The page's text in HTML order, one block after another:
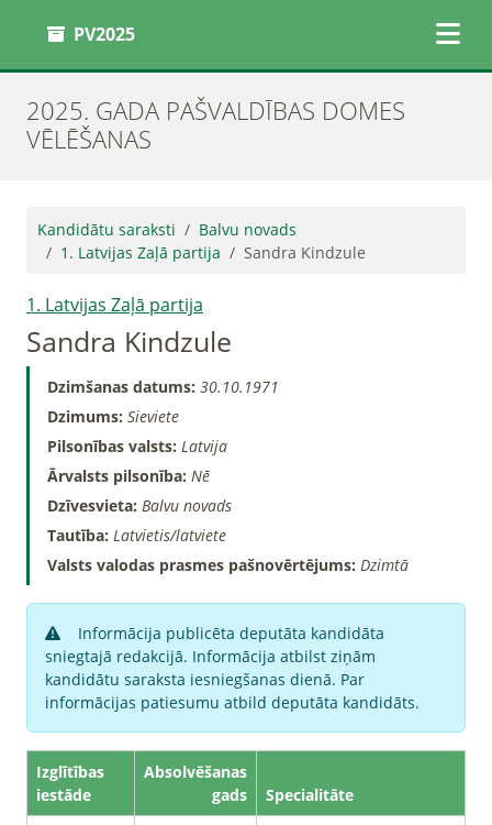
PV2025
2025. GADA PAŠVALDĪBAS DOMES
VĒLĒŠANAS
Kandidātu saraksti
Balvu novads
1. Latvijas Zaļā partija
Sandra Kindzule
1. Latvijas Zaļā partija
Sandra Kindzule
Dzimšanas datums: 30.10.1971
Dzimums: Sieviete
Pilsonības valsts: Latvija
Ārvalsts pilsonība: Nē
Dzīvesvieta: Balvu novads
Tautība: Latvietis/latviete
Valsts valodas prasmes pašnovērtējums: Dzimtā
Informācija publicēta deputāta kandidāta
sniegtajā redakcijā. Informācija atbilst ziņām
kandidātu saraksta iesniegšanas dienā. Par
informācijas patiesumu atbild deputāta kandidāts.
Izglītības
iestāde
Absolvēšanas
gads
Specialitāte